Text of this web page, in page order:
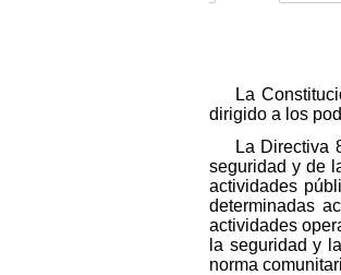
La
dirigido a los
La Directiva
seguridad y de
actividades
determinadas
actividades
la seguridad y
norma